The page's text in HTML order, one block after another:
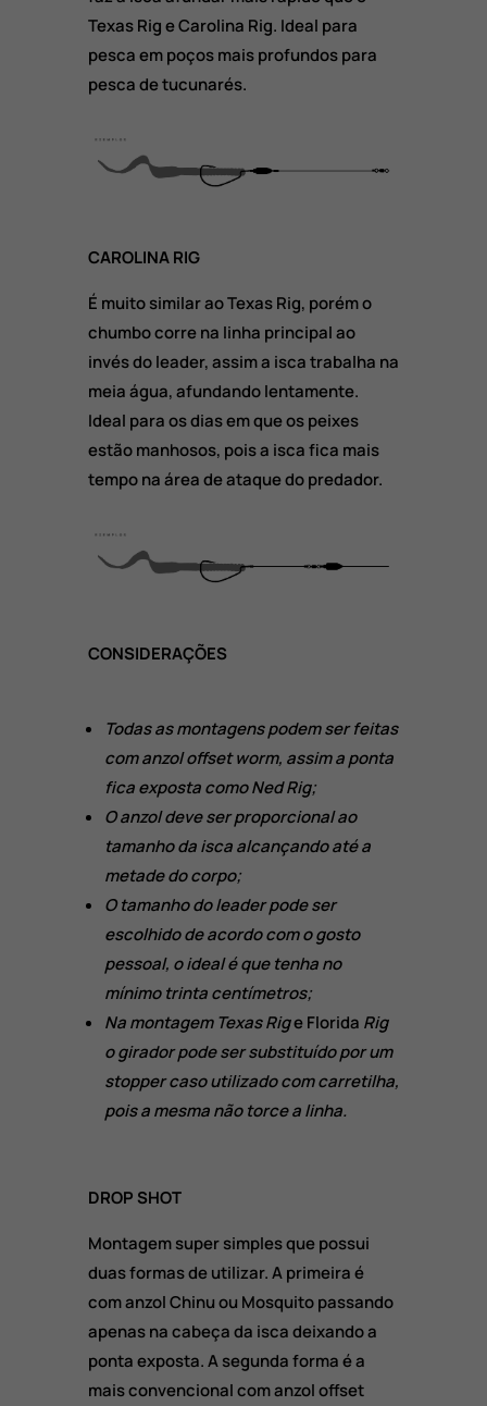
Texas Rig e Carolina Rig. Ideal para
pesca em poços mais profundos para
pesca de tucunarés.
CAROLINA RIG
É muito similar ao Texas Rig, porém o
chumbo corre na linha principal ao
invés do leader, assim a isca trabalha na
meia água, afundando lentamente.
Ideal para os dias em que os peixes
estão manhosos, pois a isca fica mais
tempo na área de ataque do predador.
CONSIDERAÇÕES
Todas as montagens podem ser feitas
com anzol offset worm, assim a ponta
fica exposta como Ned Rig;
Oanzol deve ser proporcional ao
tamanho da isca alcançando até a
metade do corpo;
O tamanho do leader pode ser
escolhido de acordo com o gosto
pessoal, o ideal é que tenha no
mínimo trinta centímetros;
Na montagem Texas Rige Florida Rig
o girador pode ser substituído por um
stopper caso utilizado com carretilha,
pois a mesma não torce a linha.
DROP SHOT
Montagem super simples que possui
duas formas de utilizar. A primeira é
com anzol Chinu ou Mosquito passando
apenas na cabeça da isca deixando a
ponta exposta. A segunda forma é a
mais convencional com anzol offset